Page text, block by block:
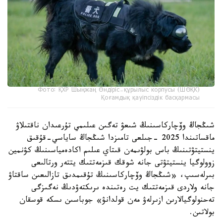
Фото: ҚХР Шыңжаң Өндіріс-құрылыс корпусы (ШӨҚК)
Қоғамдық қауіпсіздік басқармасы
شىڭجاڭ وۆچاركاسىنىڭ شىعۋ تەگىن عىلىمي تۇرعىدان ناقتىلاۋ
ماقساتىندا 2025 -جىلعى تامىزدا شىڭجاڭ ساياسي-قۇقىق
ينستيتۋتىنىڭ باس بولۋىمەن قىتاي عىلىم اكادەمياسىنىڭ كۋنمين
زوولوگيا ينستيتۋتى جانە شوقك قىزمەتتىك يتتەر ورتالىعى
بىرلەسىپ، «شىڭجاڭ وۆچاركاسىنىڭ تۇقىمدىق تازالىعىن ساقتاۋ
جانە ولاردى قىزمەتتىك يت رەتىندە ىرىكتەۋدىڭ نەگىزگى
تەحنولوگيالارىن ازىرلەۋ مەن قولدانۋ» جوباسىن ىسكە قوسقان
بولاتىن.